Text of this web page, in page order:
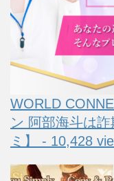
WORLD
ン 阿部海斗は
ミ】 - 10,428